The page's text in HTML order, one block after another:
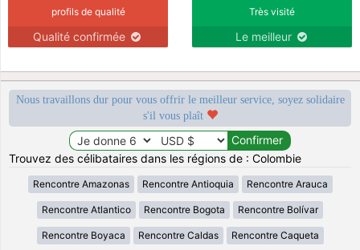
profils de qualité
Qualité confirmée
Très visité
Le meilleur
Nous travaillons dur pour vous offrir le meilleur service, soyez solidaire
s'il vous plaît
Trouvez des célibataires dans les régions de : Colombie
Rencontre Amazonas Rencontre Antioquia Rencontre Arauca
Rencontre Atlantico Rencontre Bogota Rencontre Bolívar
Rencontre Boyaca Rencontre Caldas Rencontre Caqueta